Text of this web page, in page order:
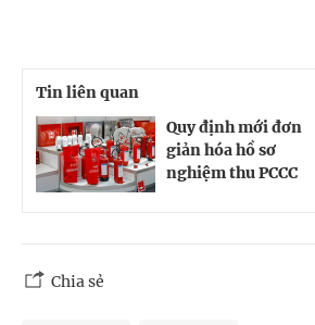
Tin liên quan
Quy định mới đơn
giản hóa hồ sơ
nghiệm thu PCCC
Chia sẻ